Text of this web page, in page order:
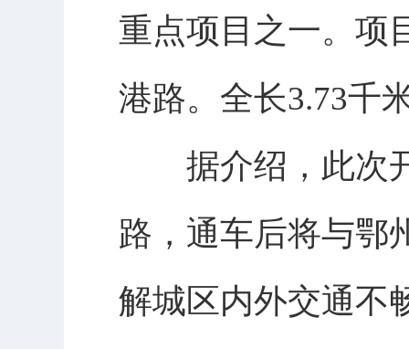
重点项目之一。项
港路。全长3.73千
据介绍，此次开
路，通车后将与鄂
解城区内外交通不